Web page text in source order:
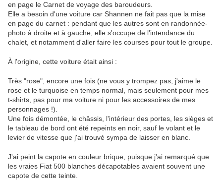
en page le Carnet de voyage des baroudeurs.
Elle a besoin d'une voiture car Shannen ne fait pas que la mise
en page du carnet : pendant que les autres sont en randonnée-
photo à droite et à gauche, elle s'occupe de l'intendance du
chalet, et notamment d'aller faire les courses pour tout le groupe.
À l'origine, cette voiture était ainsi :
Très "rose", encore une fois (ne vous y trompez pas, j'aime le
rose et le turquoise en temps normal, mais seulement pour mes
t-shirts, pas pour ma voiture ni pour les accessoires de mes
personnages !).
Une fois démontée, le châssis, l'intérieur des portes, les sièges et
le tableau de bord ont été repeints en noir, sauf le volant et le
levier de vitesse que j'ai trouvé sympa de laisser en blanc.
J'ai peint la capote en couleur brique, puisque j'ai remarqué que
les vraies Fiat 500 blanches décapotables avaient souvent une
capote de cette teinte.